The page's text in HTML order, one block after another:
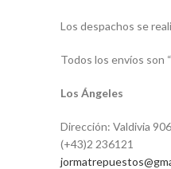
Los despachos se
Todos los envíos son
Los Ángeles
Dirección: Valdivia 906
(+43)2 236121